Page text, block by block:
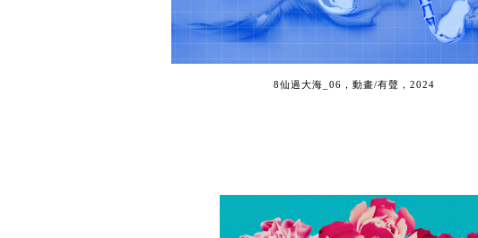
8仙過大海 _06 ， 動畫/有聲 ， 2024